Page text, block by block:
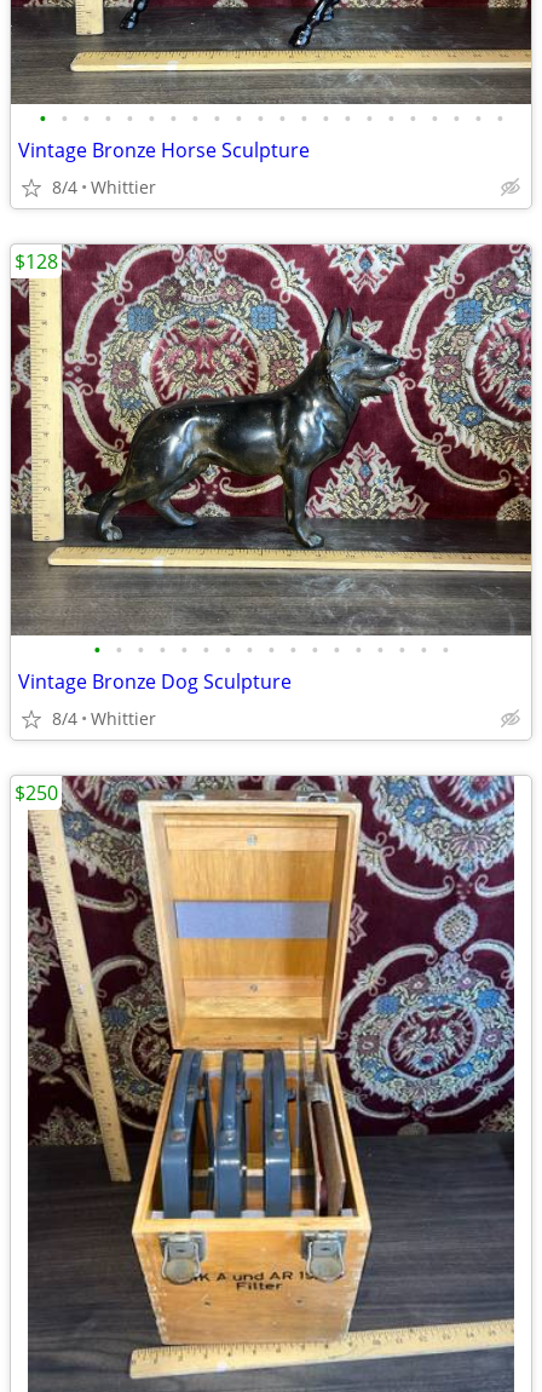
• • • • • • • • • • • • • • • • • • • • • •
Vintage Bronze Horse Sculpture
8/4 Whittier
• • • • • • • • • • • • • • • • •
Vintage Bronze Dog Sculpture
8/4 Whittier
$128
$250